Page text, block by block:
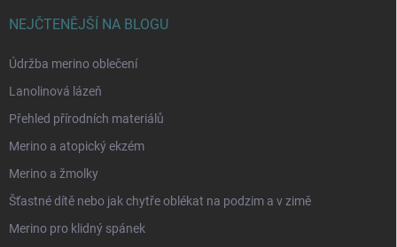
NEJČTENĚJŠÍ NA BLOGU
Údržba merino oblečení
Lanolinová lázeň
Přehled přírodních materiálů
Merino a atopický ekzém
Merino a žmolky
Šťastné dítě nebo jak chytře oblékat na podzim a v zimě
Merino pro klidný spánek